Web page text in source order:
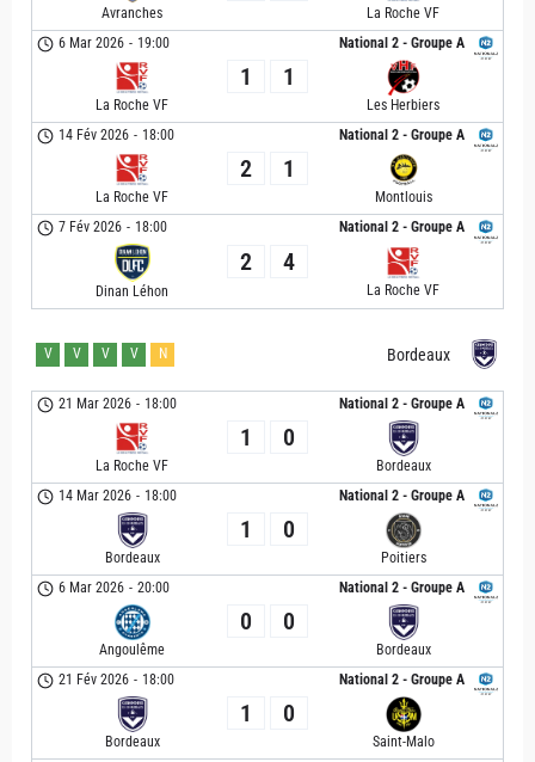
Avranches
La Roche VF
National 2 - Groupe A
6 Mar 2026 - 19:00
La Roche VF
1 1
Les Herbiers
National 2 - Groupe A
14 Fév 2026 - 18:00
La Roche VF
2 1
Montlouis
National 2 - Groupe A
7 Fév 2026 - 18:00
Dinan Léhon
2 4
La Roche VF
Bordeaux
V V V V N
National 2 - Groupe A
21 Mar 2026 - 18:00
La Roche VF
1 0
Bordeaux
National 2 - Groupe A
14 Mar 2026 - 18:00
Bordeaux
1 0
Poitiers
National 2 - Groupe A
6 Mar 2026 - 20:00
Angoulême
0 0
Bordeaux
National 2 - Groupe A
21 Fév 2026 - 18:00
Bordeaux
1 0
Saint-Malo